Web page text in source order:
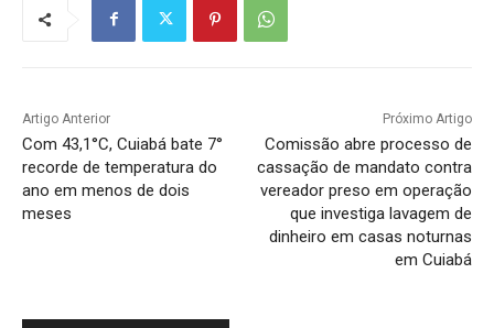
Artigo Anterior
Com 43,1°C, Cuiabá bate 7°
recorde de temperatura do
ano em menos de dois
meses
Próximo Artigo
Comissão abre processo de
cassação de mandato contra
vereador preso em operação
que investiga lavagem de
dinheiro em casas noturnas
em Cuiabá